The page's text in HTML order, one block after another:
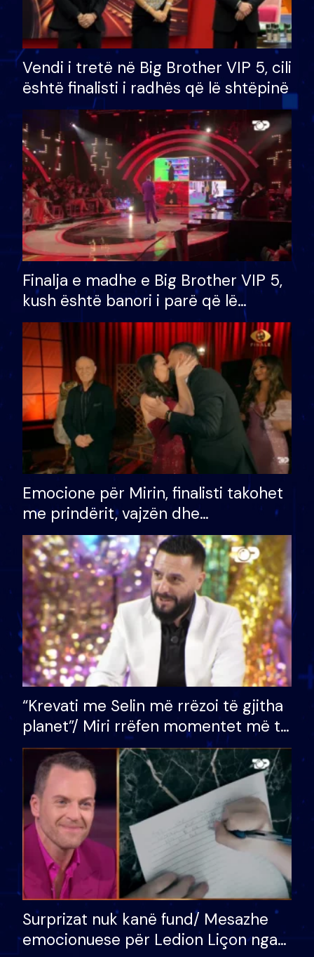
Vendi i tretë në Big Brother VIP 5, cili
është finalisti i radhës që lë shtëpinë
Finalja e madhe e Big Brother VIP 5,
kush është banori i parë që lë
shtëpinë dhe humb mundësinë për
të fituar çmimin e madh
Emocione për Mirin, finalisti takohet
me prindërit, vajzën dhe
bashkëshorten: S’kemi ndonjë letër
divorci apo jo?
“Krevati me Selin më rrëzoi të gjitha
planet”/ Miri rrëfen momentet më të
bukura në shtëpinë e BB VIP: Do më
mungojë zilja e mëngjesit kur…
Surprizat nuk kanë fund/ Mesazhe
emocionuese për Ledion Liçon nga